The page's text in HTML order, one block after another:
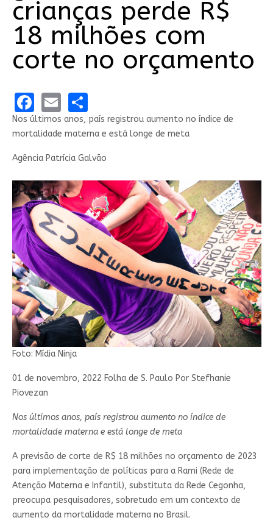
crianças perde R$
18 milhões com
corte no orçamento
Facebook
EmailShare
Nos últimos anos, país registrou aumento no índice de
mortalidade materna e está longe de meta
Agência Patrícia Galvão
Foto: Mídia Ninja
01 de novembro, 2022 Folha de S. Paulo Por Stefhanie
Piovezan
Nos últimos anos, país registrou aumento no índice de
mortalidade materna e está longe de meta
A previsão de corte de R$ 18 milhões no orçamento de 2023
para implementação de políticas para a Rami (Rede de
Atenção Materna e Infantil), substituta da Rede Cegonha,
preocupa pesquisadores, sobretudo em um contexto de
aumento da mortalidade materna no Brasil.